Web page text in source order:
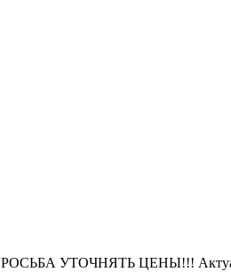
УТОЧНЯТЬ ЦЕНЫ!!!